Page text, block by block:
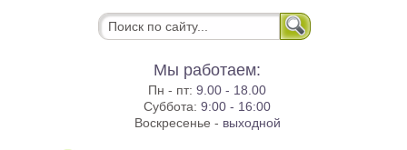
Мы работаем:
Пн - пт:9.00 - 18.00
Суббота:9:00 - 16:00
Воскресенье - выходной